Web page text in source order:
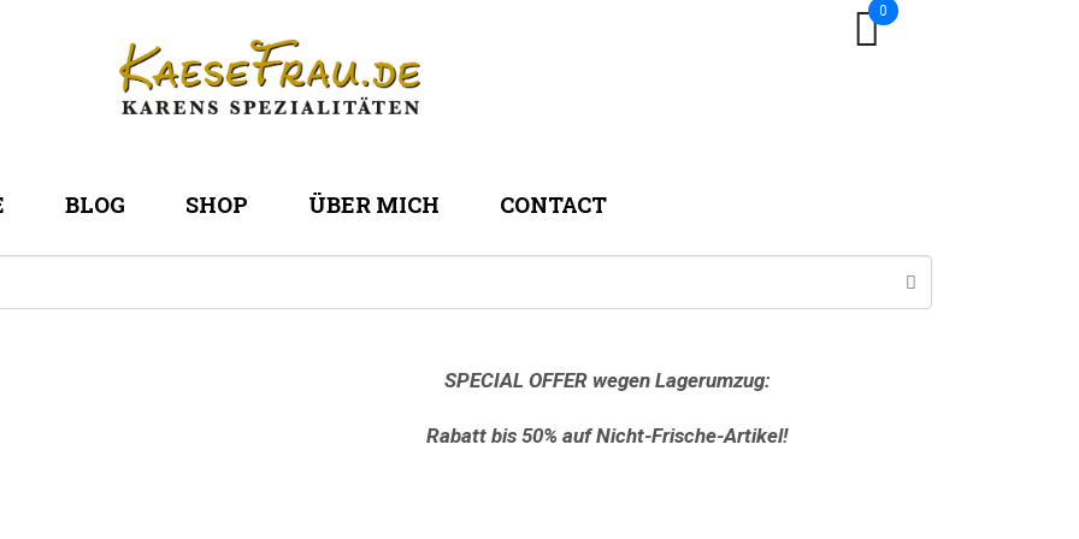
0
BLOG SHOP ÜBER MICH CONTACT
SPECIAL OFFER wegen Lagerumzug:
Rabatt bis 50% auf Nicht-Frische-Artikel!